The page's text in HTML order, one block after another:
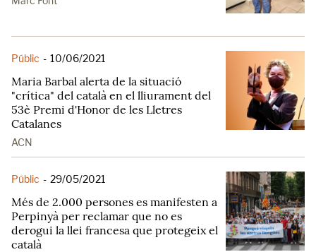
Públic - 10/06/2021
Maria Barbal alerta de la situació
"crítica" del català en el lliurament del
53è Premi d'Honor de les Lletres
Catalanes
ACN
Públic - 29/05/2021
Més de 2.000 persones es manifesten a
Perpinyà per reclamar que no es
derogui la llei francesa que protegeix el
català